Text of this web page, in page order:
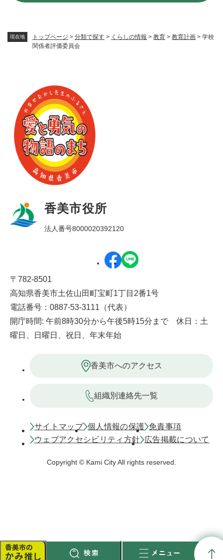
現在地 トップページ > 分類で探す > くらしの情報 > 教育 > 教育計画 > 学校
関係者評価委員会
香美市役所
法人番号8000020392120
〒782-8501
高知県香美市土佐山田町宝町1丁目2番1号
電話番号：0887-53-3111（代表）
開庁時間: 午前8時30分から午後5時15分まで 休日：土
曜日、日曜日、祝日、年末年始
香美市へのアクセス
組織別連絡先一覧
サイトマップ 個人情報の保護 免責事項
ウェブアクセシビリティ方針
広告掲載について
Copyright © Kami City All rights reserved.